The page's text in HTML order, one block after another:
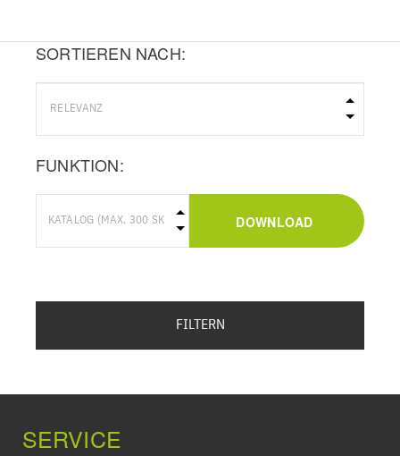
SORTIEREN NACH:
FUNKTION:
DOWNLOAD
FILTERN
SERVICE